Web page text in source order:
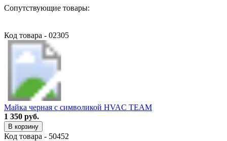
Сопутствующие товары:
Код товара - 02305
Майка черная с символикой HVAC TEAM
1 350 руб.
В корзину
Код товара - 50452